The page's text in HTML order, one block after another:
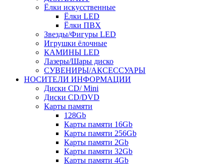
Ёлки искусственные
Ёлки LED
Ёлки ПВХ
Звезды/Фигуры LED
Игрушки ёлочные
КАМИНЫ LED
Лазеры/Шары диско
СУВЕНИРЫ/АКСЕССУАРЫ
НОСИТЕЛИ ИНФОРМАЦИИ
Диски CD/ Mini
Диски CD/DVD
Карты памяти
128Gb
Карты памяти 16Gb
Карты памяти 256Gb
Карты памяти 2Gb
Карты памяти 32Gb
Карты памяти 4Gb